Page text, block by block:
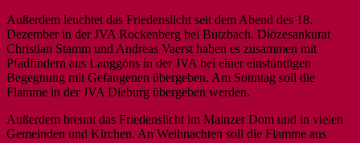
Außerdem leuchtet das Friedenslicht seit dem Abend des 18.
Dezember in der JVA Rockenberg bei Butzbach. Diözesankurat
Christian Stamm und Andreas Vaerst haben es zusammen mit
Pfadfindern aus Langgöns in der JVA bei einer einstündigen
Begegnung mit Gefangenen übergeben. Am Sonntag soll die
Flamme in der JVA Dieburg übergeben werden.
Außerdem brennt das Friedenslicht im Mainzer Dom und in vielen
Gemeinden und Kirchen. An Weihnachten soll die Flamme aus